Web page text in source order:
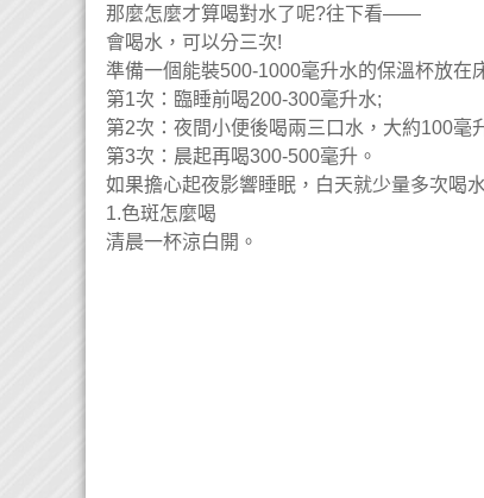
那麼怎麼才算喝對水了呢?往下看——
會喝水，可以分三次!
準備一個能裝500-1000毫升水的保溫杯放在
第1次：臨睡前喝200-300毫升水;
第2次：夜間小便後喝兩三口水，大約100毫
第3次：晨起再喝300-500毫升。
如果擔心起夜影響睡眠，白天就少量多次喝
1.色斑怎麼喝
清晨一杯涼白開。